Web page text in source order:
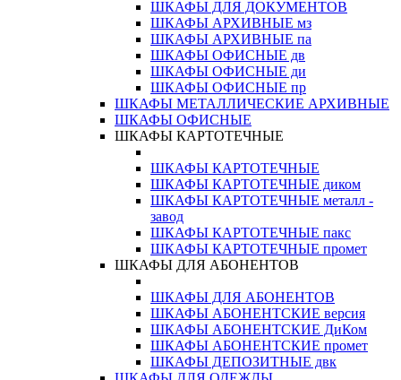
ШКАФЫ ДЛЯ ДОКУМЕНТОВ
ШКАФЫ АРХИВНЫЕ мз
ШКАФЫ АРХИВНЫЕ па
ШКАФЫ ОФИСНЫЕ дв
ШКАФЫ ОФИСНЫЕ ди
ШКАФЫ ОФИСНЫЕ пр
ШКАФЫ МЕТАЛЛИЧЕСКИЕ АРХИВНЫЕ
ШКАФЫ ОФИСНЫЕ
ШКАФЫ КАРТОТЕЧНЫЕ
ШКАФЫ КАРТОТЕЧНЫЕ
ШКАФЫ КАРТОТЕЧНЫЕ диком
ШКАФЫ КАРТОТЕЧНЫЕ металл -
завод
ШКАФЫ КАРТОТЕЧНЫЕ пакс
ШКАФЫ КАРТОТЕЧНЫЕ промет
ШКАФЫ ДЛЯ АБОНЕНТОВ
ШКАФЫ ДЛЯ АБОНЕНТОВ
ШКАФЫ АБОНЕНТСКИЕ версия
ШКАФЫ АБОНЕНТСКИЕ ДиКом
ШКАФЫ АБОНЕНТСКИЕ промет
ШКАФЫ ДЕПОЗИТНЫЕ двк